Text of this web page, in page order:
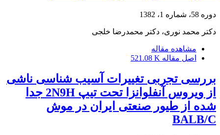
دوره 58، شماره 1، 1382
دکتر محمد نوری، دکتر محمدرضا خلجی
مشاهده مقاله
اصل مقاله 521.08 K
بررسی تجربی تغییرات آسیب شناسی ناشی
از ویروس آنفلوانزا تحت تیپ ‌2N9H جدا
شده از طیور صنعتی ایران در موش‌
BALB/C